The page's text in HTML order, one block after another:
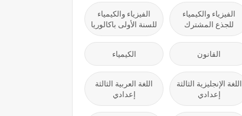
الفيزياء والكيمياء
للجذع المشترك
الفيزياء والكيمياء
للسنة الأولى باكالوريا
القانون الكيمياء
اللغة الإنجليزية الثالثة
إعدادي
اللغة العربية الثالثة
إعدادي